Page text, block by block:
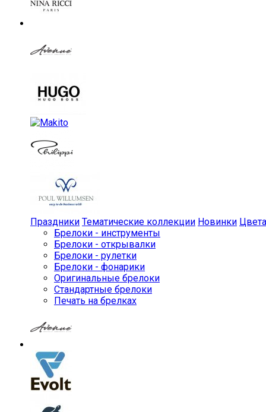
Праздники Тематические коллекции Новинки Цвета
Брелоки - инструменты
Брелоки - открывалки
Брелоки - рулетки
Брелоки - фонарики
Оригинальные брелоки
Стандартные брелоки
Печать на брелках